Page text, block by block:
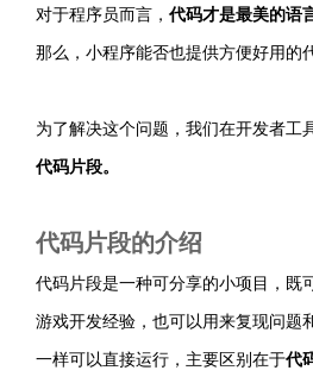
对于程序员而言， 代码才是最美的语
那么，小程序能否也提供方便好用的
为了解决这个问题，我们在开发者工
代码片段。
代码片段的介绍
代码片段是一种可分享的小项目，既
游戏开发经验，也可以用来复现问题
一样可以直接运行，主要区别在于代